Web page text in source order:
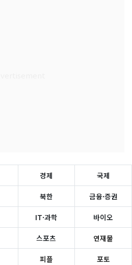
경제 국제
북한 금융·증권
IT·과학 바이오
스포츠 연재물
피플 포토